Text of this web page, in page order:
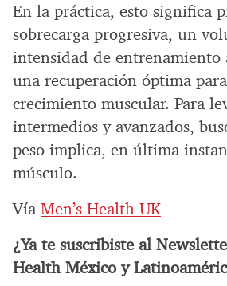
En la práctica, esto significa
sobrecarga progresiva, un
intensidad de entrenamiento
una recuperación óptima
crecimiento muscular. Para
intermedios y avanzados,
peso implica, en última
músculo.
Vía Men’s Health UK
¿Ya te suscribiste al
Health México y